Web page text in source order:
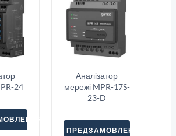
24
Аналізатор
мережі MPR-17S-
23-D
ПРЕДЗАМОВЛЕННЯ